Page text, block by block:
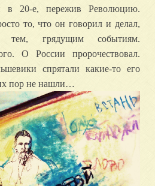
в 20-е, пережив Революцию.
то, что он говорил и делал,
грядущим событиям.
О России пророчествовал.
спрятали какие-то его
пор не нашли…